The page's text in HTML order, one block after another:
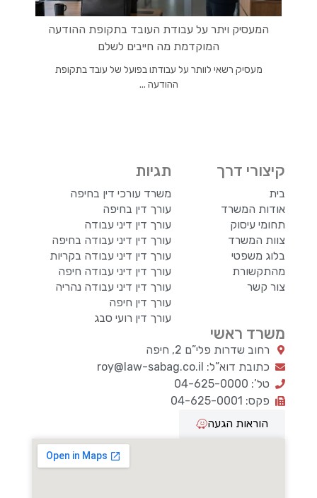
המעסיק ויתר על עבודת העובד בתקופת ההודעה
המוקדמת מה חייבים לשלם
מעסיק רשאי לוותר על עבודתו בפועל של עובד בתקופת
ההודעה ...
משרד ראשי
רחוב שדרות פלי”ם 2, חיפה
כתובת דוא”ל: roy@law-sabag.co.il
טל’: 04-625-0000
פקס: 04-625-0001
הוראות הגעה
קיצורי דרך
בית
אודות המשרד
תחומי עיסוק
צוות המשרד
בלוג משפטי
מהתקשורת
צור קשר
תגיות
משרד עורכי דין בחיפה
עורך דין בחיפה
עורך דין דיני עבודה
עורך דין דיני עבודה בחיפה
עורך דין דיני עבודה בקריות
עורך דין דיני עבודה חיפה
עורך דין דיני עבודה נהריה
עורך דין חיפה
עורך דין רועי סבג